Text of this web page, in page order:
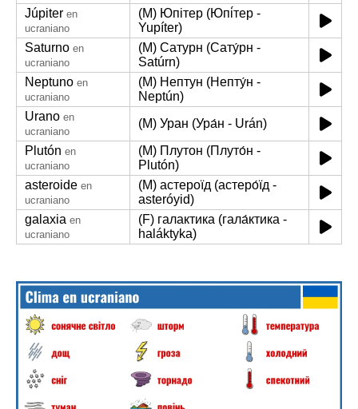
Júpiter en
ucraniano
(M) Юпітер (Юпі́тер -
Yupíter)
Saturno en
ucraniano
(M) Сатурн (Сату́рн -
Satúrn)
Neptuno en
ucraniano
(M) Нептун (Непту́н -
Neptún)
Urano en
ucraniano
(M) Уран (Ура́н - Urán)
Plutón en
ucraniano
(M) Плутон (Плуто́н -
Plutón)
asteroide en
ucraniano
(M) астероїд (астеро́їд -
asteróyid)
galaxia en
ucraniano
(F) галактика (гала́ктика -
haláktyka)